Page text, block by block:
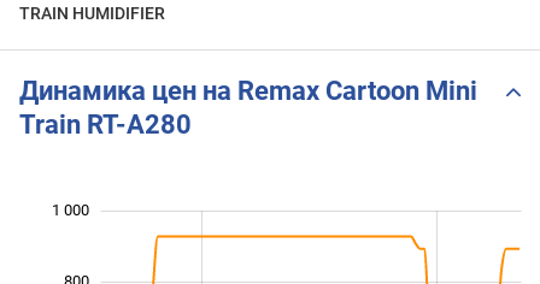
TRAIN HUMIDIFIER
Динамика цен на Remax Cartoon Mini
Train RT-A280
1 000